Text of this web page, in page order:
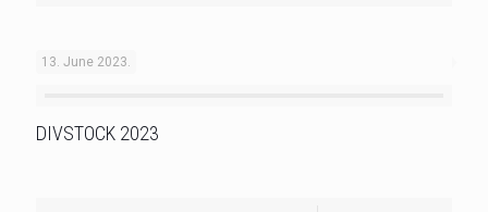
13. June 2023.
DIVSTOCK 2023